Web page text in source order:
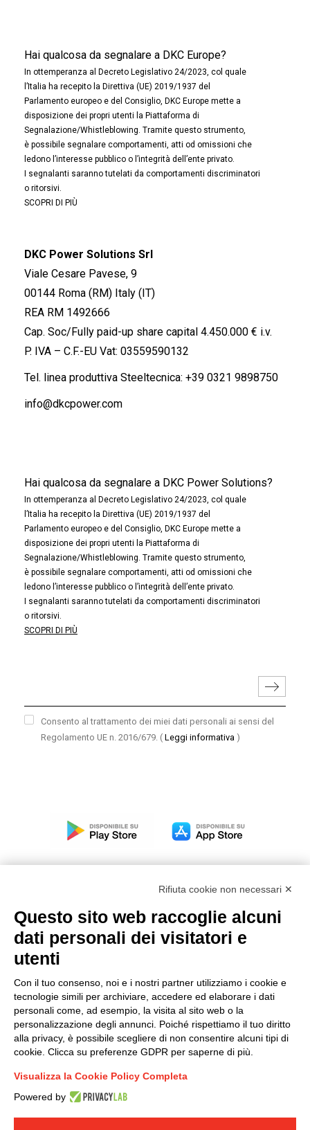
Hai qualcosa da segnalare a DKC Europe?
In ottemperanza al Decreto Legislativo 24/2023, col quale
l’Italia ha recepito la Direttiva (UE) 2019/1937 del
Parlamento europeo e del Consiglio, DKC Europe mette a
disposizione dei propri utenti la Piattaforma di
Segnalazione/Whistleblowing. Tramite questo strumento,
è possibile segnalare comportamenti, atti od omissioni che
ledono l’interesse pubblico o l’integrità dell’ente privato.
I segnalanti saranno tutelati da comportamenti discriminatori
o ritorsivi.
SCOPRI DI PIÙ
DKC Power Solutions Srl
Viale Cesare Pavese, 9
00144 Roma (RM) Italy (IT)
REA RM 1492666
Cap. Soc/Fully paid-up share capital 4.450.000 € i.v.
P. IVA – C.F.-EU Vat: 03559590132
Tel. linea produttiva Steeltecnica: +39 0321 9898750
info@dkcpower.com
Hai qualcosa da segnalare a DKC Power Solutions?
In ottemperanza al Decreto Legislativo 24/2023, col quale
l’Italia ha recepito la Direttiva (UE) 2019/1937 del
Parlamento europeo e del Consiglio, DKC Europe mette a
disposizione dei propri utenti la Piattaforma di
Segnalazione/Whistleblowing. Tramite questo strumento,
è possibile segnalare comportamenti, atti od omissioni che
ledono l’interesse pubblico o l’integrità dell’ente privato.
I segnalanti saranno tutelati da comportamenti discriminatori
o ritorsivi.
SCOPRI DI PIÙ
Consento al trattamento dei miei dati personali ai sensi del
Regolamento UE n. 2016/679. ( Leggi informativa )
LINKEDIN YOUTUBE
Modello organizzativo, gestione e controllo – D. lgs.
231/2001
Condizioni generali di vendita DKC Power Solutions
Condizioni generali di acquisto
Codice etico
Rifiuta cookie non necessari ✕
Questo sito web raccoglie alcuni
dati personali dei visitatori e
utenti
Con il tuo consenso, noi e i nostri partner utilizziamo i cookie e
tecnologie simili per archiviare, accedere ed elaborare i dati
personali come, ad esempio, la visita al sito web o la
personalizzazione degli annunci. Poiché rispettiamo il tuo diritto
alla privacy, è possibile scegliere di non consentire alcuni tipi di
cookie. Clicca su preferenze GDPR per saperne di più.
Visualizza la Cookie Policy Completa
Powered by